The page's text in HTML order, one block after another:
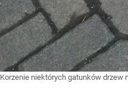
Korzenie niektórych gatunków